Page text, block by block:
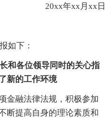
20xx年xx月xx日
如下：
各位领导同时的关心指
新的工作环境
融法律法规，积极参加
断提高自身的理论素质和